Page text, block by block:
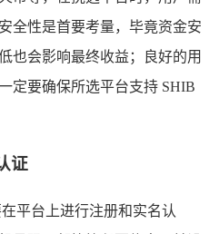
全性是首要考量，毕竟资金安
也会影响最终收益；良好的用
定要确保所选平台支持 SHIB
证
平台上进行注册和实名认